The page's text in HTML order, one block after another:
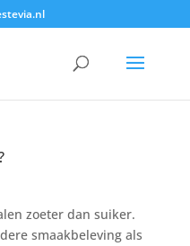
zoeter dan suiker.
smaakbeleving als